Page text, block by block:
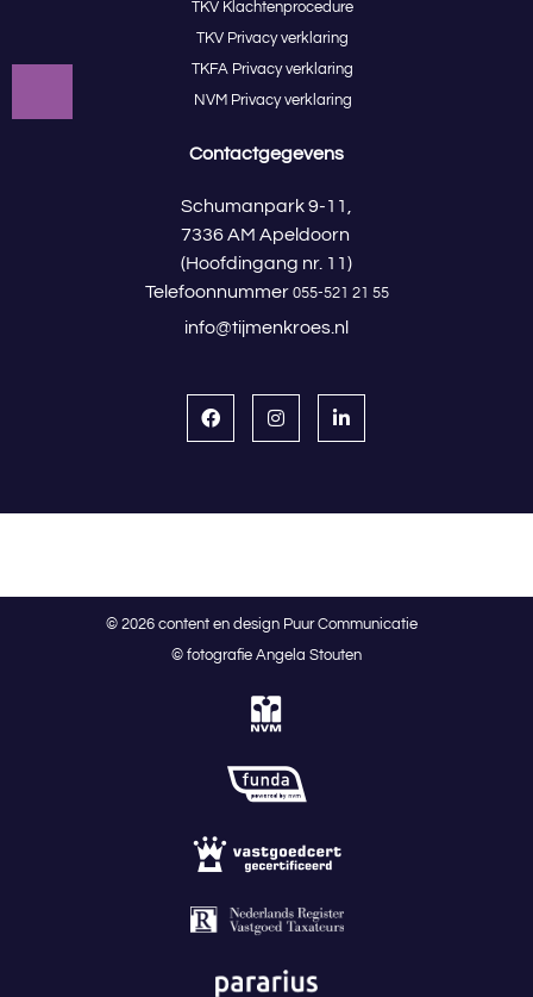
TKV Klachtenprocedure
TKV Privacy verklaring
TKFA Privacy verklaring
NVM Privacy verklaring
Contactgegevens
Schumanpark 9-11,
7336 AM Apeldoorn
(Hoofdingang nr. 11)
Telefoonnummer 055-521 21 55
info@tijmenkroes.nl
© 2026 content en design Puur Communicatie
© fotografie Angela Stouten